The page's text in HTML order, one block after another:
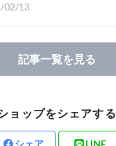
02/13
記事一覧を見る
ョップをシェアする